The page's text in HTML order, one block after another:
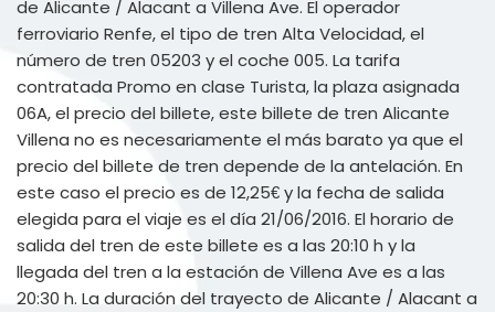
de Alicante / Alacant a Villena Ave. El operador
ferroviario Renfe, el tipo de tren Alta Velocidad, el
número de tren 05203 y el coche 005. La tarifa
contratada Promo en clase Turista, la plaza asignada
06A, el precio del billete, este billete de tren Alicante
Villena no es necesariamente el más barato ya que el
precio del billete de tren depende de la antelación. En
este caso el precio es de 12,25€ y la fecha de salida
elegida para el viaje es el día 21/06/2016. El horario de
salida del tren de este billete es a las 20:10 h y la
llegada del tren a la estación de Villena Ave es a las
20:30 h. La duración del trayecto de Alicante / Alacant a